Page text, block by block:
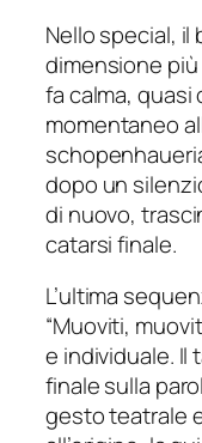
Nello special, il
dimensione più
fa calma,
momentaneo
dopo un
di nuovo,
catarsi finale.
L’ultima
“Muoviti,
e individuale. Il
finale sulla
gesto teatrale